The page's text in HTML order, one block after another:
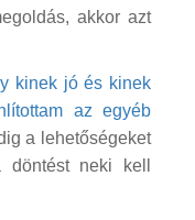
akkor azt
kinek jó és kinek
az egyéb
a lehetőségeket
neki kell